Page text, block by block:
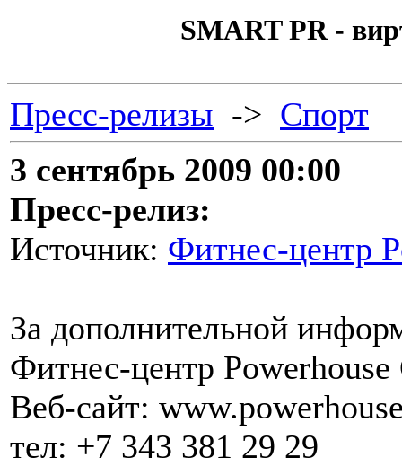
SMART PR -
Пресс-релизы -> Спорт
3 сентябрь 2009 00:00
Пресс-релиз:
Источник: Фитнес-центр
За дополнительной
Фитнес-центр Powerhouse
Веб-сайт:
тел: +7 343 381 29 29